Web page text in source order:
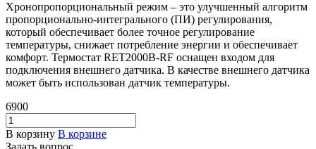
Хронопропорциональный режим – это улучшенный алгоритм
пропорционально-интегрального (ПИ) регулирования,
который обеспечивает более точное регулирование
температуры, снижает потребление энергии и обеспечивает
комфорт. Термостат RET2000B-RF оснащен входом для
подключения внешнего датчика. В качестве внешнего датчика
может быть использован датчик температуры.
6900
В корзину В корзине